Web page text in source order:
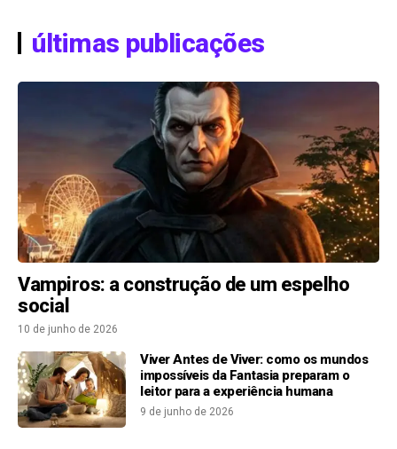
últimas publicações
Vampiros: a construção de um espelho
social
10 de junho de 2026
Viver Antes de Viver: como os mundos
impossíveis da Fantasia preparam o
leitor para a experiência humana
9 de junho de 2026